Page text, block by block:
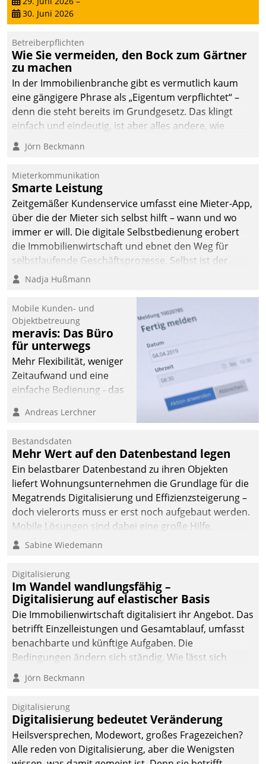
30. Juni 2026
Betreiberpflichten
Wie Sie vermeiden, den Bock zum Gärtner
zu machen
In der Immobilienbranche gibt es vermutlich kaum
eine gängigere Phrase als „Eigentum verpflichtet“ –
denn die steht bereits im Grundgesetz. Das klingt
einfach und eindeutig, ist aber alles andere, wie
Branchenbeschäftigte wissen. Denn mit der
Verantwortung folgen Verpflichtungen.
Jörn Beckmann
Mieterkommunikation
Smarte Leistung
Zeitgemäßer Kundenservice umfasst eine Mieter-App,
über die der Mieter sich selbst hilft – wann und wo
immer er will. Die digitale Selbstbedienung erobert
die Immobilienwirtschaft und ebnet den Weg für
selbstlaufende Geschäftsprozesse. Selbst ist der
Kunde und smart der Serviceanbieter.
Nadja Hußmann
Mobile Kunden- und
Objektbetreuung
meravis: Das Büro
für unterwegs
Mehr Flexibilität, weniger
Zeitaufwand und eine
einfache Bedienung - das
Cockpit für mobile
Datatrain. Die meravis
Wohnungsbau- und
Immobilien GmbH hat
sich dabei für den Betrieb
der Lösung über die SAP
Cloud Platform
entschieden - als erstes
Unternehmen am
Andreas Lerchner
Bestandsdaten
Mehr Wert auf den Datenbestand legen
Ein belastbarer Datenbestand zu ihren Objekten
liefert Wohnungsunternehmen die Grundlage für die
Megatrends Digitalisierung und Effizienzsteigerung –
doch vielerorts muss er erst noch aufgebaut werden.
Mobile Lösungen sind dabei eine große Hilfe.
Sabine Wiedemann
Digitalisierung
Im Wandel wandlungsfähig –
Digitalisierung auf elastischer Basis
Die Immobilienwirtschaft digitalisiert ihr Angebot. Das
betrifft Einzelleistungen und Gesamtablauf, umfasst
benachbarte und künftige Aufgaben. Die
Bedingungen ändern sich ständig. Wie lässt sich
technisch die Kontrolle wahren und zugleich Freiraum
fürs Wachsen öffnen?
Jörn Beckmann
Digitalisierung
Digitalisierung bedeutet Veränderung
Heilsversprechen, Modewort, großes Fragezeichen?
Alle reden von Digitalisierung, aber die Wenigsten